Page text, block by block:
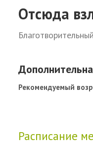
Отсюда
Рекомендуемый
Расписание